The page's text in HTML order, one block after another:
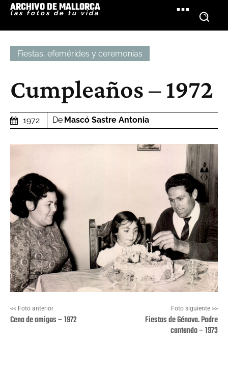
ARCHIVO DE MALLORCA
las fotos de tu vida
Fiestas, efemérides y ceremonias
Cumpleaños – 1972
1972 De Mascó Sastre Antonia
<< Foto anterior
Cena de amigos – 1972
Foto siguiente >>
Fiestas de Génova. Padre
cantando – 1973